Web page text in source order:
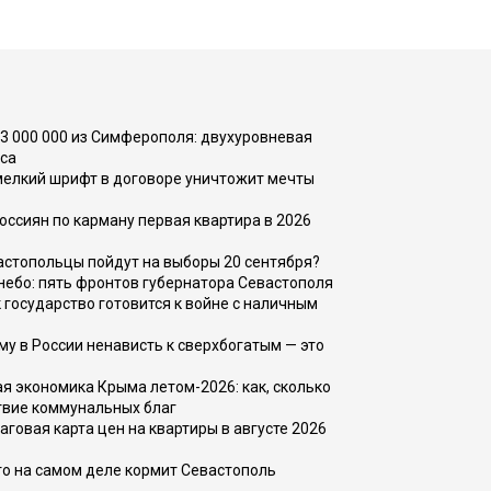
000 000 из Симферополя: двухуровневая
шрифт в договоре уничтожит мечты
по карману первая квартира в 2026
пойдут на выборы 20 сентября?
пять фронтов губернатора Севастополя
готовится к войне с наличным
в России ненависть к сверхбогатым — это
экономика Крыма летом-2026: как, сколько
коммунальных благ
карта цен на квартиры в августе 2026
на самом деле кормит Севастополь